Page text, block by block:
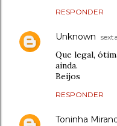
RESPONDER
Unknown
Que legal,
ainda.
Beijos
RESPONDER
Toninha